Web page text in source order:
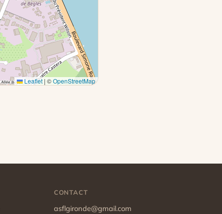
Leaflet | ©OpenStreetMap
CONTACT
asflgironde@gmail.com